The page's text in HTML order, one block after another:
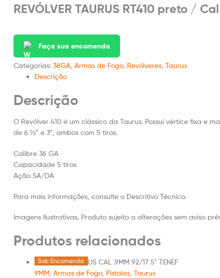
REVÓLVER TAURUS RT410 preto /
Faça sua encomenda
Categorias: 36GA Armas de Fogo, Revólveres Taurus
Descrição
Descrição
O Revólver 410 é um clássico da Taurus. Possui vértice fixa e
de 6 ½” e 3″, ambos com 5 tiros.
Calibre 36 GA
Capacidade 5 tiros
Ação SA/DA
Para mais informações, consulte o Descritivo Técnico.
Imagens ilustrativas. Produto sujeito a alterações sem aviso
Produtos relacionados
Sob Encomenda
9MM Armas de Fogo, Pistolas Taurus